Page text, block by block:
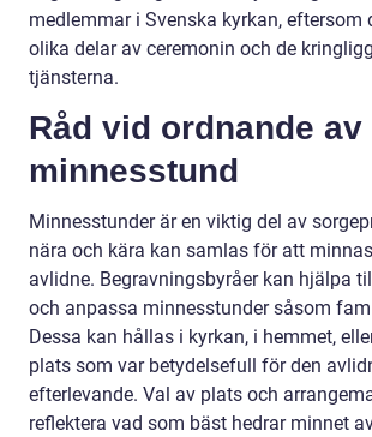
medlemmar i Svenska kyrkan, eftersom
olika delar av ceremonin och de
tjänsterna.
Råd vid ordnande av
minnesstund
Minnesstunder är en viktig del av
nära och kära kan samlas för att
avlidne. Begravningsbyråer kan hjälpa
och anpassa minnesstunder såsom
Dessa kan hållas i kyrkan, i hemmet,
plats som var betydelsefull för den
efterlevande. Val av plats och
reflektera vad som bäst hedrar minnet